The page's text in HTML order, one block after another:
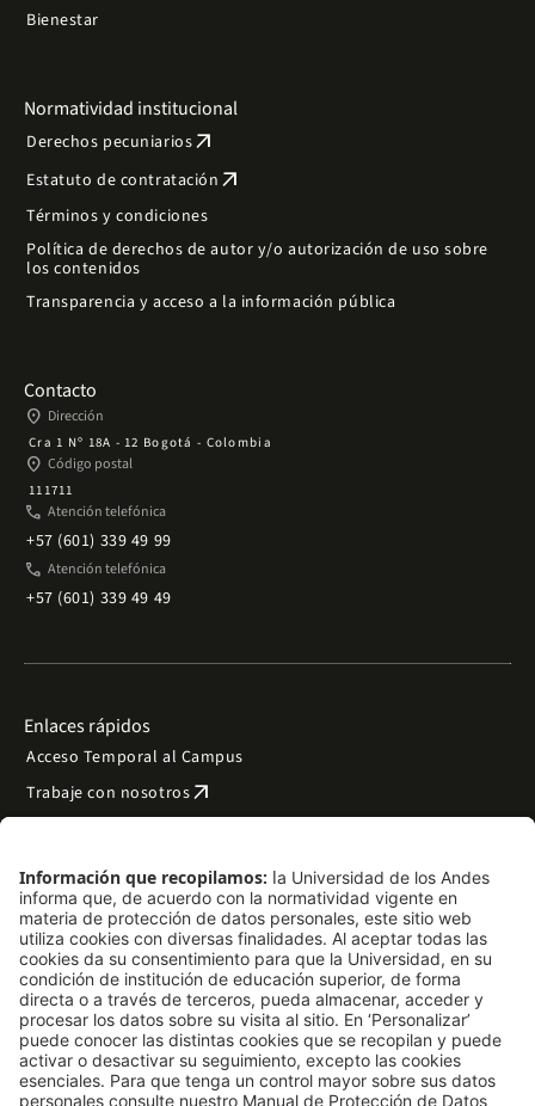
Bienestar
Normatividad institucional
Derechos pecuniariosarrow_outward
Estatuto de contratación arrow_outward
Términos y condiciones
Política de derechos de autor y/o autorización de uso sobre
los contenidos
Transparencia y acceso a la información pública
Contacto
place Dirección
Cra 1 Nº 18A - 12 Bogotá - Colombia
place Código postal
111711
phone Atención telefónica
+57 (601) 339 49 99
phone Atención telefónica
+57 (601) 339 49 49
Enlaces rápidos
Acceso Temporal al Campus
Trabaje con nosotrosarrow_outward
Preguntas frecuentes
Filantropía y donacionesarrow_outward
Mapa del sitio arrow_outward
Síguenos
LinkedIn
Instagram